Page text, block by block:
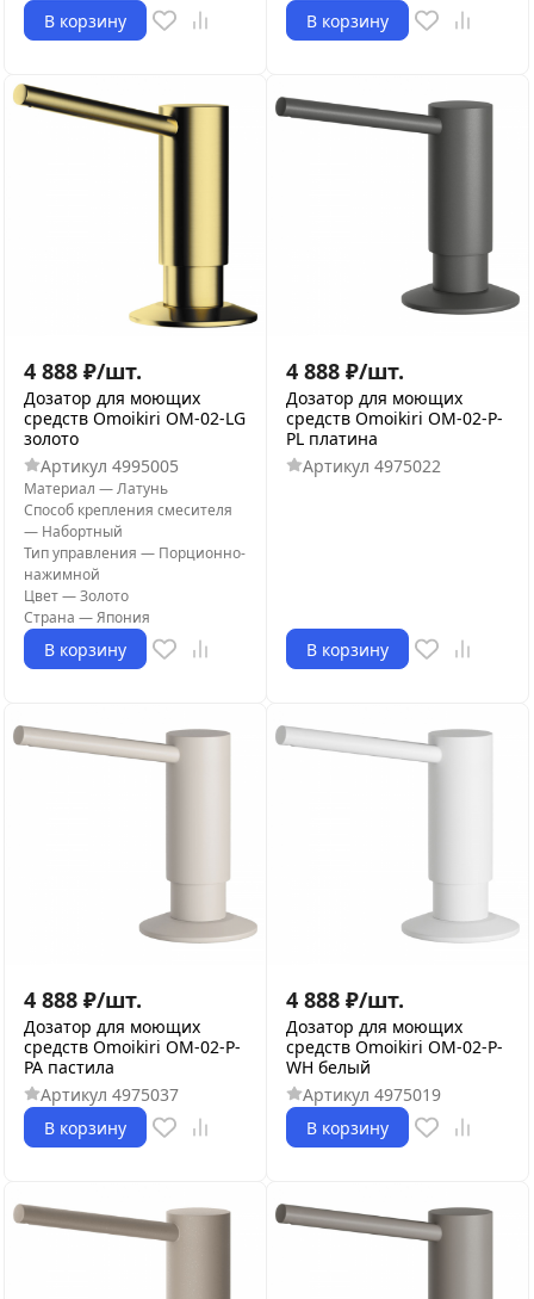
В корзину В корзину
4 888 ₽/шт.
Дозатор для моющих
средств Omoikiri OM-02-LG
золото
Артикул 4995005
Материал —Латунь
Способ крепления смесителя
— Набортный
Тип управления — Порционно-
нажимной
Цвет—Золото
Страна —Япония
В корзину
4 888 ₽/шт.
Дозатор для моющих
средств Omoikiri OM-02-P-
PL платина
Артикул 4975022
В корзину
4 888 ₽/шт.
Дозатор для моющих
средств Omoikiri OM-02-P-
PA пастила
Артикул 4975037
В корзину
4 888 ₽/шт.
Дозатор для моющих
средств Omoikiri OM-02-P-
WH белый
Артикул 4975019
В корзину